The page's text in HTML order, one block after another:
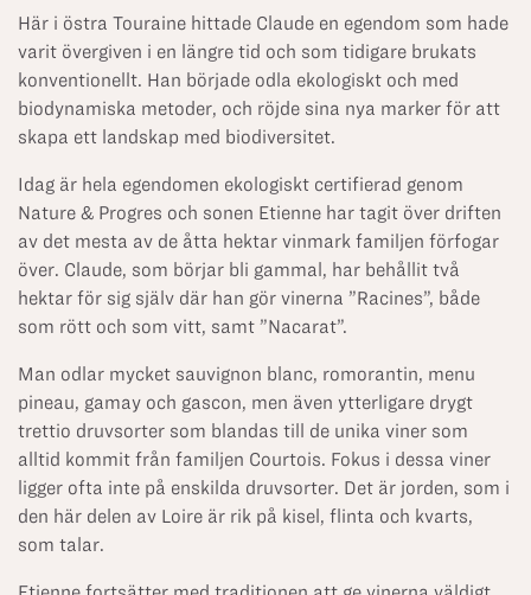
Här i östra Touraine hittade Claude en egendom som hade
varit övergiven i en längre tid och som tidigare brukats
konventionellt. Han började odla ekologiskt och med
biodynamiska metoder, och röjde sina nya marker för att
skapa ett landskap med biodiversitet.
Idag är hela egendomen ekologiskt certifierad genom
Nature & Progres och sonen Etienne har tagit över driften
av det mesta av de åtta hektar vinmark familjen förfogar
över. Claude, som börjar bli gammal, har behållit två
hektar för sig själv där han gör vinerna ”Racines”, både
som rött och som vitt, samt ”Nacarat”.
Man odlar mycket sauvignon blanc, romorantin, menu
pineau, gamay och gascon, men även ytterligare drygt
trettio druvsorter som blandas till de unika viner som
alltid kommit från familjen Courtois. Fokus i dessa viner
ligger ofta inte på enskilda druvsorter. Det är jorden, som i
den här delen av Loire är rik på kisel, flinta och kvarts,
som talar.